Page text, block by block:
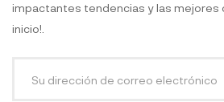
impactantes tendencias y las mejores
inicio!.